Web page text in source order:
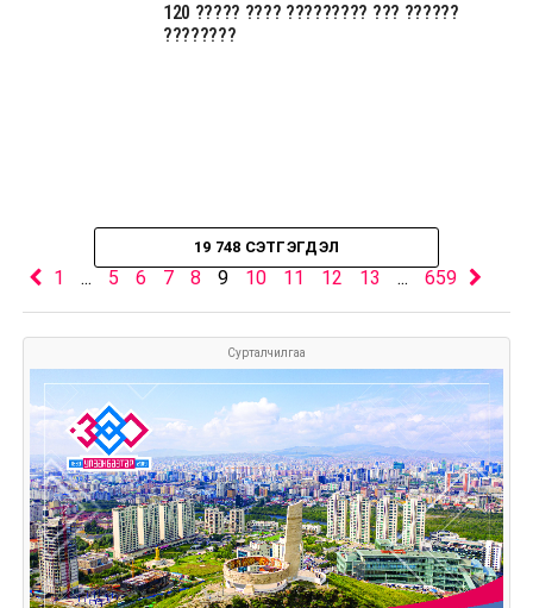
120 ????? ???? ????????? ??? ??????
????????
19 748 СЭТГЭГДЭЛ
1 ... 5 6 7 8 9 10 11 12 13 ... 659
Сурталчилгаа